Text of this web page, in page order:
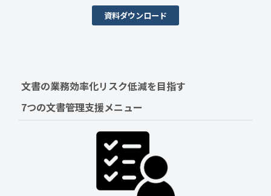
資料ダウンロード
文書の業務効率化リスク低減を目指す
7つの文書管理支援メニュー